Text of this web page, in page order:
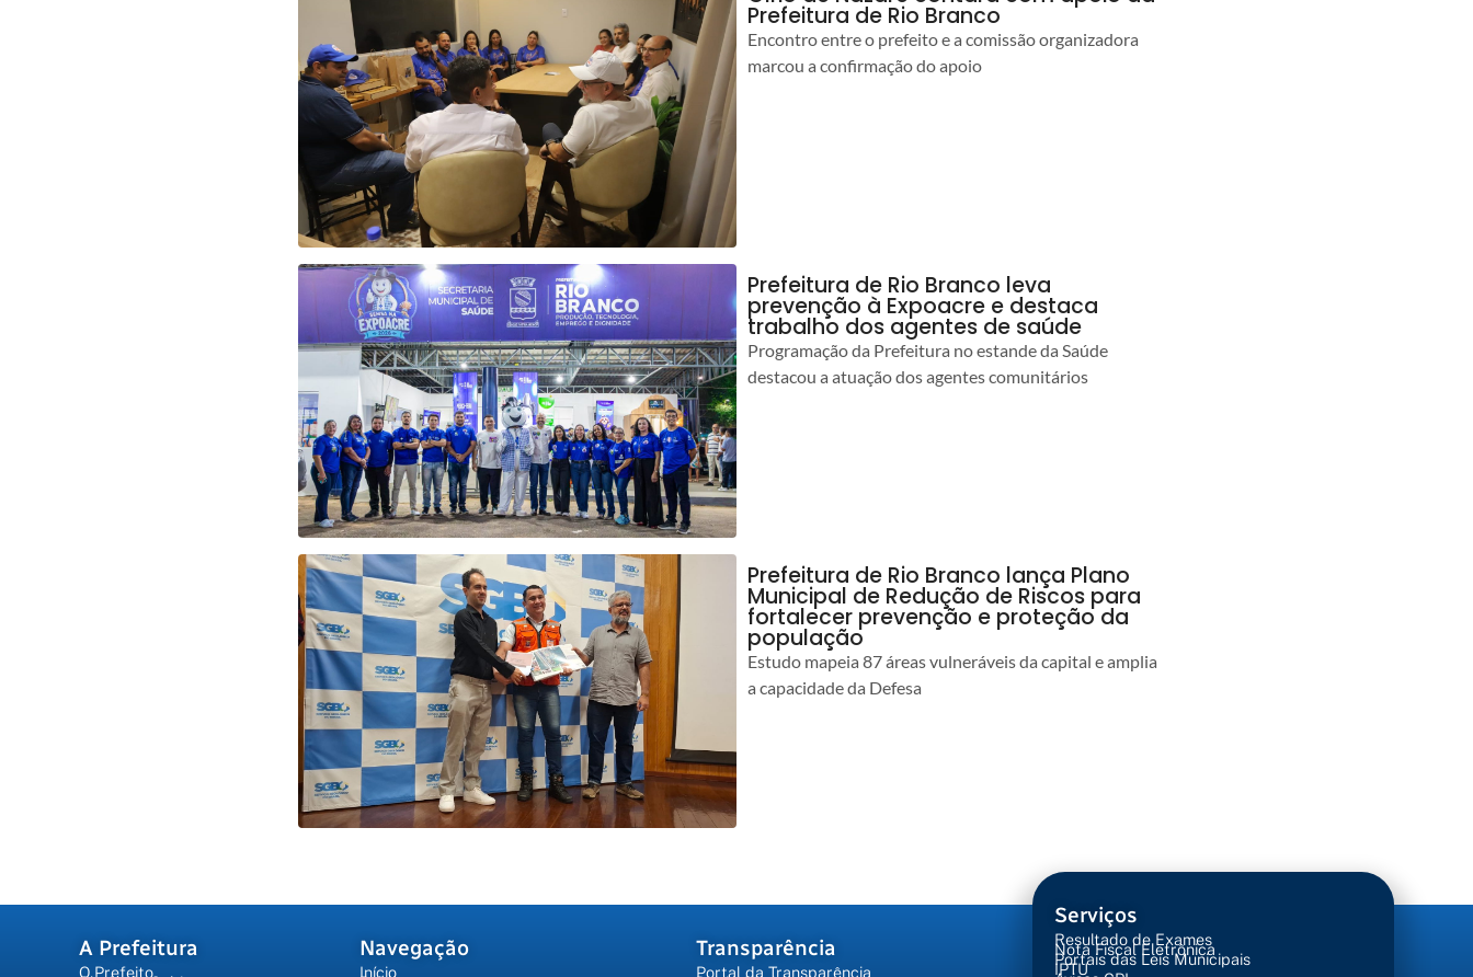
Prefeitura de Rio Branco
Encontro entre o prefeito e a comissão organizadora
marcou a confirmação do apoio
Prefeitura de Rio Branco leva
prevenção à Expoacre e destaca
trabalho dos agentes de saúde
Programação da Prefeitura no estande da Saúde
destacou a atuação dos agentes comunitários
Prefeitura de Rio Branco lança Plano
Municipal de Redução de Riscos para
fortalecer prevenção e proteção da
população
Estudo mapeia 87 áreas vulneráveis da capital e amplia
a capacidade da Defesa
A Prefeitura
O Prefeito
Navegação
Início
Transparência
Portal da Transparência
Serviços
Resultado de Exames
Nota Fiscal Eletrônica
Portais das Leis Municipais
IPTU